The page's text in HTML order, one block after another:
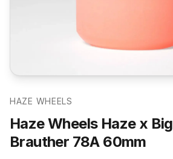
HAZE WHEELS
Haze Wheels Haze x Big
Brauther 78A 60mm